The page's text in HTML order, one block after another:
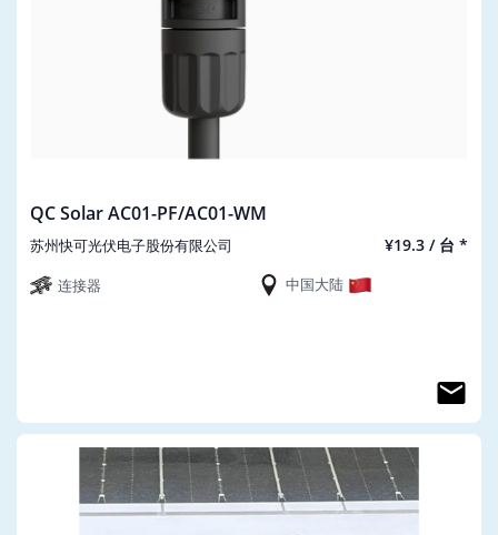
QC Solar AC01-PF/AC01-WM
苏州快可光伏电子股份有限公司 ¥19.3 / 台 *
连接器 中国大陆